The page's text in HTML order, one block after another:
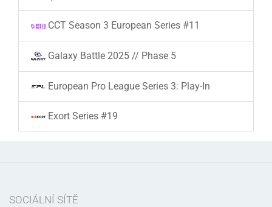
CCT Season 3 European Series #11
Galaxy Battle 2025 // Phase 5
European Pro League Series 3: Play-In
Exort Series #19
SOCIÁLNÍ SÍTĚ